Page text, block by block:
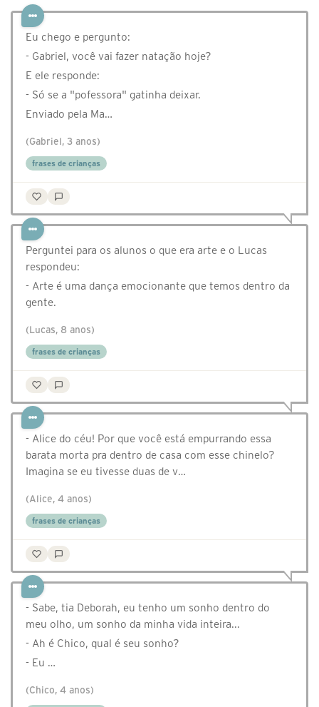
Eu chego e pergunto:
- Gabriel, você vai fazer natação hoje?
E ele responde:
- Só se a "pofessora" gatinha deixar.
Enviado pela Ma…
(Gabriel, 3 anos)
frases de crianças
Perguntei para os alunos o que era arte e o Lucas
respondeu:
- Arte é uma dança emocionante que temos dentro da
gente.
(Lucas, 8 anos)
frases de crianças
- Alice do céu! Por que você está empurrando essa
barata morta pra dentro de casa com esse chinelo?
Imagina se eu tivesse duas de v…
(Alice, 4 anos)
frases de crianças
- Sabe, tia Deborah, eu tenho um sonho dentro do
meu olho, um sonho da minha vida inteira...
- Ah é Chico, qual é seu sonho?
- Eu …
(Chico, 4 anos)